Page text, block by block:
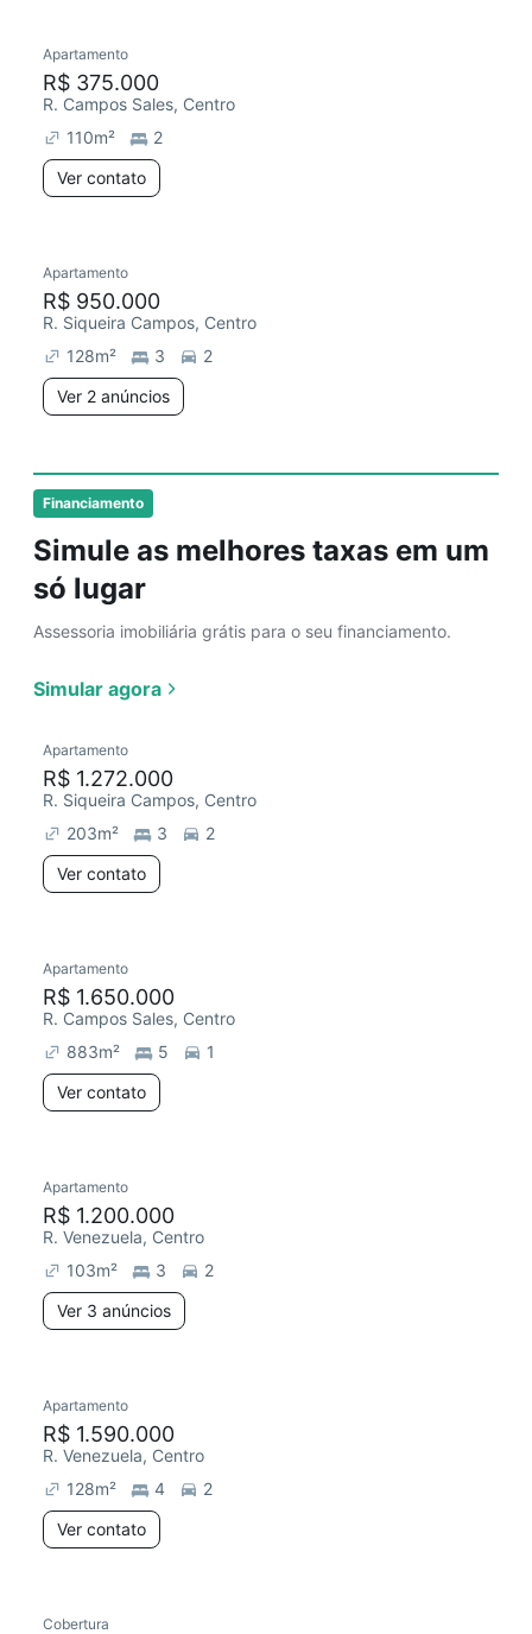
Financiamento
Simule as melhores taxas em um
só lugar
Assessoria imobiliária grátis para o seu financiamento.
Simular agora
Apartamento
R$ 375.000
R. Campos Sales, Centro
110m²
2
Ver contato
Apartamento
R$ 950.000
R. Siqueira Campos, Centro
128m² 3
2
Ver 2 anúncios
Apartamento
R$ 1.272.000
R. Siqueira Campos, Centro
203m² 3
2
Ver contato
Apartamento
R$ 1.650.000
R. Campos Sales, Centro
883m² 5
1
Ver contato
Apartamento
R$ 1.200.000
R. Venezuela, Centro
103m² 3
2
Ver 3 anúncios
Apartamento
R$ 1.590.000
R. Venezuela, Centro
128m² 4
2
Ver contato
Cobertura